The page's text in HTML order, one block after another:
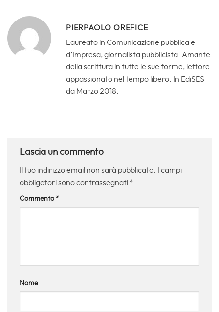
PIERPAOLO OREFICE
Laureato in Comunicazione pubblica e
d’Impresa, giornalista pubblicista. Amante
della scrittura in tutte le sue forme, lettore
appassionato nel tempo libero. In EdiSES
da Marzo 2018.
Lascia un commento
Il tuo indirizzo email non sarà pubblicato.
I campi
obbligatori sono contrassegnati *
Commento *
Nome